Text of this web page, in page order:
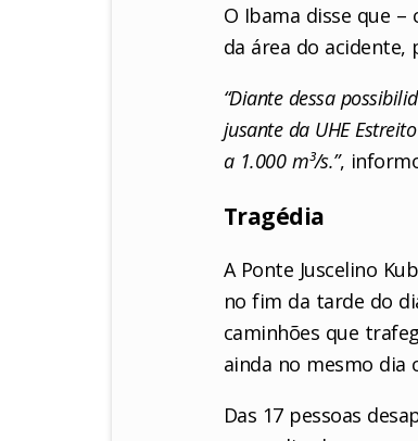
O Ibama disse que
da área do acidente,
“Diante dessa
jusante da UHE
a 1.000 m³/s.”,
Tragédia
A Ponte Juscelino
no fim da tarde do
caminhões que
ainda no mesmo dia
Das 17 pessoas